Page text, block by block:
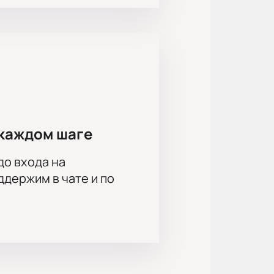
Менеджер поможет
Власенко, Виктор Ворзонин,
Назаренко, Елена
Юрин, Евгений Шляпин, Иван
шаге
входа на
в чате и по